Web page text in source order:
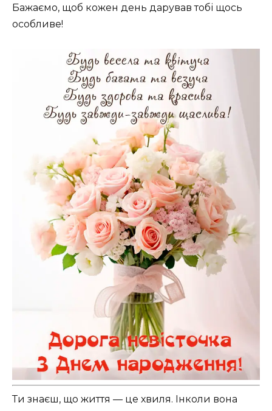
Бажаємо, щоб кожен день дарував тобі щось
особливе!
Ти знаєш, що життя — це хвиля. Інколи вона